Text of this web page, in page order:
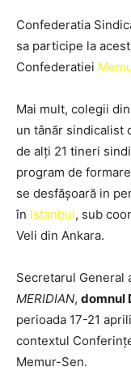
Confederatia
sa participe la
Confederatiei
Mai mult, colegii
un tânăr sindicalist
de alți 21 tineri
program de
se desfășoară in
în Istanbul, sub
Veli din Ankara.
Secretarul General
MERIDIAN, domnul
perioada 17-21
contextul
Memur-Sen.